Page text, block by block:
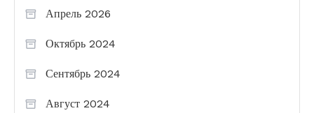
Апрель 2026
Октябрь 2024
Сентябрь 2024
Август 2024